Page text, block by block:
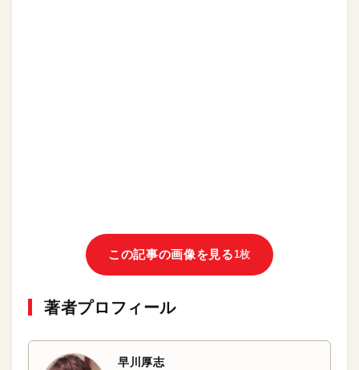
この記事の画像を見る1枚
著者プロフィール
早川厚志